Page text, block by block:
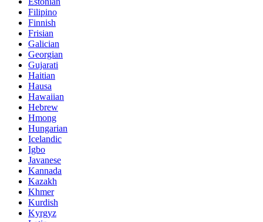
Filipino
Finnish
Frisian
Galician
Georgian
Gujarati
Haitian
Hausa
Hawaiian
Hebrew
Hmong
Hungarian
Icelandic
Igbo
Javanese
Kannada
Kazakh
Khmer
Kurdish
Kyrgyz